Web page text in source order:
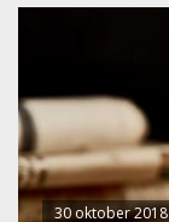
30 oktober 2018